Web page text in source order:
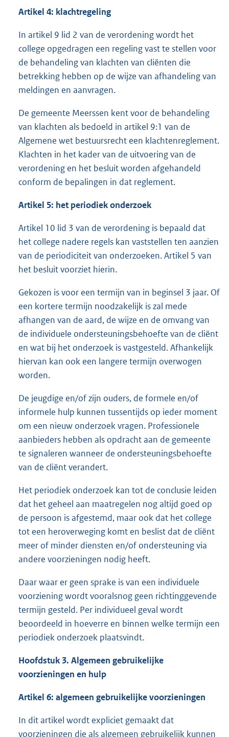
Artikel 4: klachtregeling
In artikel 9 lid 2 van de verordening wordt het
college opgedragen een regeling vast te stellen voor
de behandeling van klachten van cliënten die
betrekking hebben op de wijze van afhandeling van
meldingen en aanvragen.
De gemeente Meerssen kent voor de behandeling
van klachten als bedoeld in artikel 9:1 van de
Algemene wet bestuursrecht een klachtenreglement.
Klachten in het kader van de uitvoering van de
verordening en het besluit worden afgehandeld
conform de bepalingen in dat reglement.
Artikel 5: het periodiek onderzoek
Artikel 10 lid 3 van de verordening is bepaald dat
het college nadere regels kan vaststellen ten aanzien
van de periodiciteit van onderzoeken. Artikel 5 van
het besluit voorziet hierin.
Gekozen is voor een termijn van in beginsel 3 jaar. Of
een kortere termijn noodzakelijk is zal mede
afhangen van de aard, de wijze en de omvang van
de individuele ondersteuningsbehoefte van de cliënt
en wat bij het onderzoek is vastgesteld. Afhankelijk
hiervan kan ook een langere termijn overwogen
worden.
De jeugdige en/of zijn ouders, de formele en/of
informele hulp kunnen tussentijds op ieder moment
om een nieuw onderzoek vragen. Professionele
aanbieders hebben als opdracht aan de gemeente
te signaleren wanneer de ondersteuningsbehoefte
van de cliënt verandert.
Het periodiek onderzoek kan tot de conclusie leiden
dat het geheel aan maatregelen nog altijd goed op
de persoon is afgestemd, maar ook dat het college
tot een heroverweging komt en beslist dat de cliënt
meer of minder diensten en/of ondersteuning via
andere voorzieningen nodig heeft.
Daar waar er geen sprake is van een individuele
voorziening wordt vooralsnog geen richtinggevende
termijn gesteld. Per individueel geval wordt
beoordeeld in hoeverre en binnen welke termijn een
periodiek onderzoek plaatsvindt.
Hoofdstuk 3. Algemeen gebruikelijke
voorzieningen en hulp
Artikel 6: algemeen gebruikelijke voorzieningen
In dit artikel wordt expliciet gemaakt dat
voorzieningen die als algemeen gebruikelijk kunnen